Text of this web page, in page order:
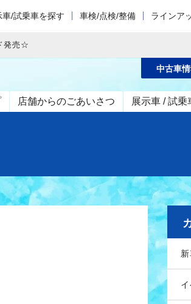
車/試乗車を探す 車検/点検/整備 ラインア
発売☆
店舗からのごあいさつ 展示車 / 試乗
中古車